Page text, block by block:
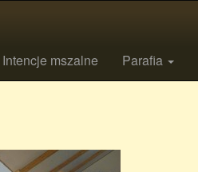
Intencje mszalne Parafia